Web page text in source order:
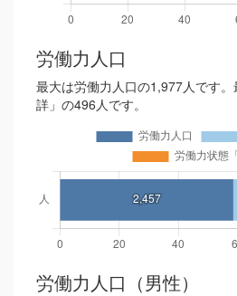
労働力人口
最大は労働力人口の1,977人です
詳」の496人です。
労働力人口（男性）